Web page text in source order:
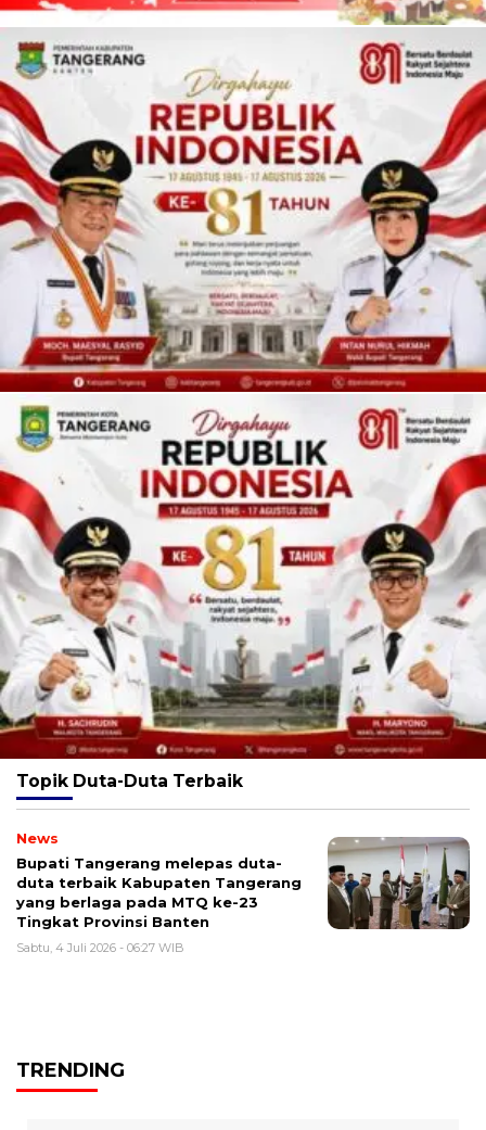
Topik Duta-Duta Terbaik
News
Bupati Tangerang melepas duta-
duta terbaik Kabupaten Tangerang
yang berlaga pada MTQ ke-23
Tingkat Provinsi Banten
Sabtu, 4 Juli 2026 - 06:27 WIB
TRENDING